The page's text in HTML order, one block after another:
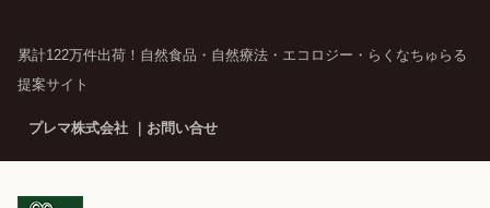
累計122万件出荷！自然食品・自然療法・エコロジー・らくなちゅらる
提案サイト
プレマ株式会社 お問い合せ